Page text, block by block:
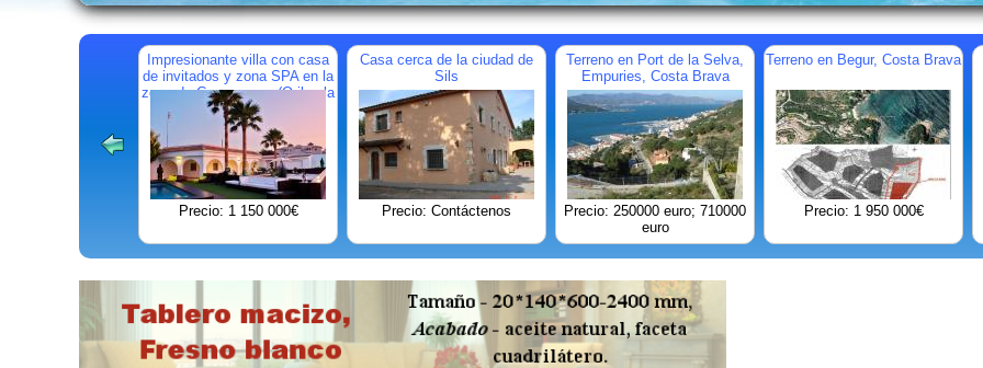
Impresionante villa con casa
de invitados y zona SPA en la
zona de Campoamor (Orihuela
Costa)
Precio: 1 150 000€
Casa cerca de la ciudad de
Sils
Precio: Contáctenos
Terreno en Port de la Selva,
Empuries, Costa Brava
Precio: 250000 euro; 710000
euro
Terreno en Begur, Costa Brava
Precio: 1 950 000€